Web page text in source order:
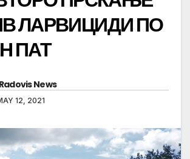
ЛАРВИЦИДИ ПО
ПАТ
Radovis News
12, 2021